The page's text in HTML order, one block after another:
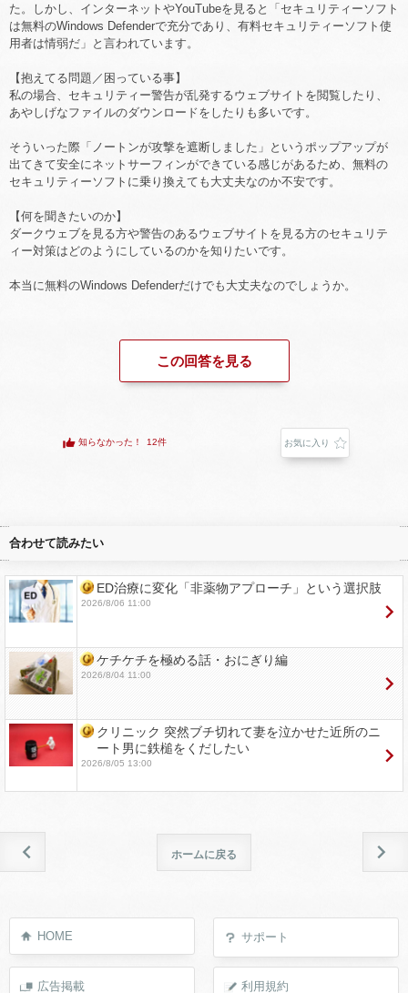
た。しかし、インターネットやYouTubeを見ると「セキュリティーソフト
は無料のWindows Defenderで充分であり、有料セキュリティーソフト使
用者は情弱だ」と言われています。
【抱えてる問題／困っている事】
私の場合、セキュリティー警告が乱発するウェブサイトを閲覧したり、
あやしげなファイルのダウンロードをしたりも多いです。
そういった際「ノートンが攻撃を遮断しました」というポップアップが
出てきて安全にネットサーフィンができている感じがあるため、無料の
セキュリティーソフトに乗り換えても大丈夫なのか不安です。
【何を聞きたいのか】
ダークウェブを見る方や警告のあるウェブサイトを見る方のセキュリテ
ィー対策はどのようにしているのかを知りたいです。
本当に無料のWindows Defenderだけでも大丈夫なのでしょうか。
この回答を見る
知らなかった！ 12件 お気に入り
合わせて読みたい
ED治療に変化「非薬物アプローチ」という選択肢
2026/8/06 11:00
ケチケチを極める話・おにぎり編
2026/8/04 11:00
クリニック 突然ブチ切れて妻を泣かせた近所のニ
ート男に鉄槌をくだしたい
2026/8/05 13:00
ホームに戻る
HOME サポート
広告掲載 利用規約